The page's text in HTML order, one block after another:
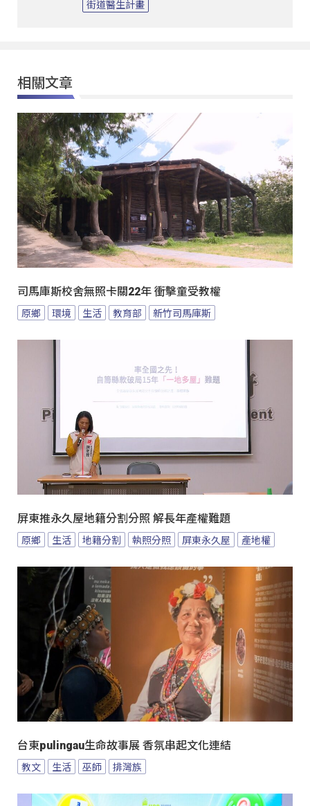
街道醫生計畫
相關文章
司馬庫斯校舍無照卡關22年 衝擊童受教權
原鄉 環境 生活 教育部 新竹司馬庫斯
屏東推永久屋地籍分割分照 解長年產權難題
原鄉 生活 地籍分割 執照分照 屏東永久屋 產地權
台東pulingau生命故事展 香氛串起文化連結
教文 生活 巫師 排灣族